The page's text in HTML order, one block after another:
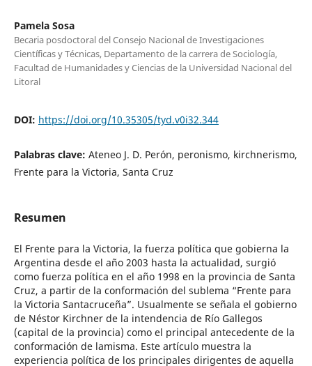
Pamela Sosa
Becaria posdoctoral del Consejo Nacional de Investigaciones
Científicas y Técnicas, Departamento de la carrera de Sociología,
Facultad de Humanidades y Ciencias de la Universidad Nacional del
Litoral
DOI: https://doi.org/10.35305/tyd.v0i32.344
Palabras clave: Ateneo J. D. Perón, peronismo, kirchnerismo,
Frente para la Victoria, Santa Cruz
Resumen
El Frente para la Victoria, la fuerza política que gobierna la
Argentina desde el año 2003 hasta la actualidad, surgió
como fuerza política en el año 1998 en la provincia de Santa
Cruz, a partir de la conformación del sublema “Frente para
la Victoria Santacruceña”. Usualmente se señala el gobierno
de Néstor Kirchner de la intendencia de Río Gallegos
(capital de la provincia) como el principal antecedente de la
conformación de lamisma. Este artículo muestra la
experiencia política de los principales dirigentes de aquella